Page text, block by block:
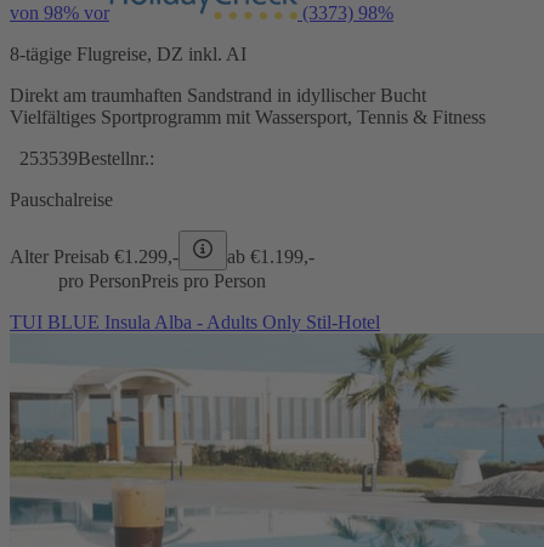
von 98% vor (3373) 98%
8-tägige Flugreise, DZ inkl. AI
Direkt am traumhaften Sandstrand in idyllischer Bucht
Vielfältiges Sportprogramm mit Wassersport, Tennis & Fitness
253539Bestellnr.:
Pauschalreise
Alter Preisab €1.299,- ab €1.199,-
pro PersonPreis pro Person
TUI BLUE Insula Alba - Adults Only Stil-Hotel